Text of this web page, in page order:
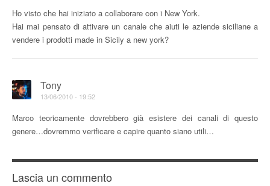
Ho visto che hai iniziato a collaborare con i New York.
Hai mai pensato di attivare un canale che aiuti le aziende siciliane a
vendere i prodotti made in Sicily a new york?
Tony
13/06/2010 - 19:52
Marco teoricamente dovrebbero già esistere dei canali di questo
genere…dovremmo verificare e capire quanto siano utili…
Lascia un commento